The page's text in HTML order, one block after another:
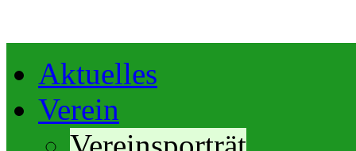
Aktuelles
Verein